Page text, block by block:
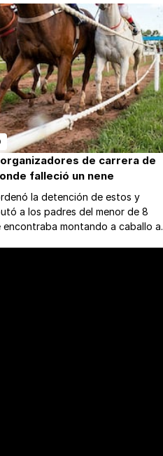
de carrera de
falleció un nene
la detención de estos y
a los padres del menor de 8
encontraba montando a caballo al